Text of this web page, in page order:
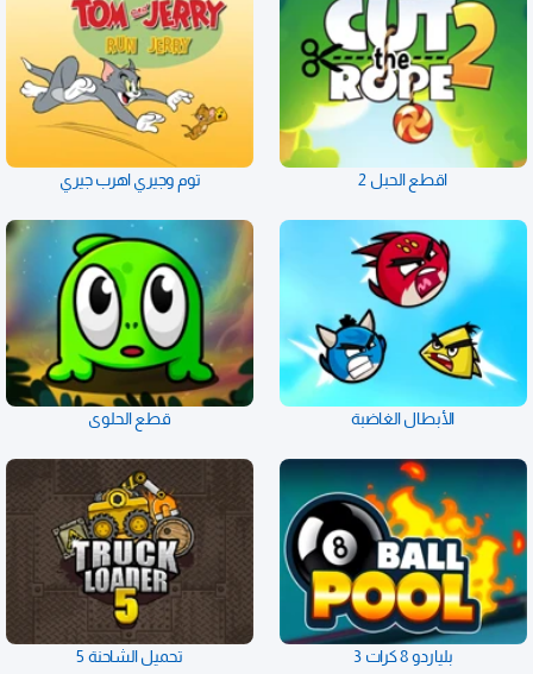
اقطع الحبل 2 توم وجيري اهرب جيري
الأبطال الغاضبة قطع الحلوى
بلياردو 8 كرات 3 تحميل الشاحنة 5